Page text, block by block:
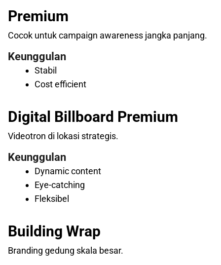
Premium
Cocok untuk campaign awareness jangka panjang.
Keunggulan
Stabil
Cost efficient
Digital Billboard Premium
Videotron di lokasi strategis.
Keunggulan
Dynamic content
Eye-catching
Fleksibel
Building Wrap
Branding gedung skala besar.